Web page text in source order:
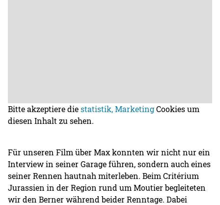
Bitte akzeptiere diestatistik, MarketingCookies um
diesen Inhalt zu sehen.
Für unseren Film über Max konnten wir nicht nur ein
Interview in seiner Garage führen, sondern auch eines
seiner Rennen hautnah miterleben. Beim Critérium
Jurassien in der Region rund um Moutier begleiteten
wir den Berner während beider Renntage. Dabei